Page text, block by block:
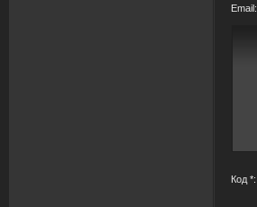
Email:
Код *: